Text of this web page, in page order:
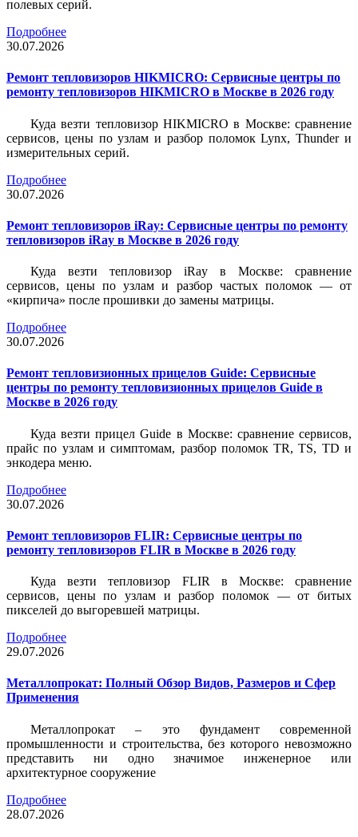
полевых серий.
Подробнее
30.07.2026
Ремонт тепловизоров HIKMICRO: Сервисные центры по
ремонту тепловизоров HIKMICRO в Москве в 2026 году
Куда везти тепловизор HIKMICRO в Москве: сравнение
сервисов, цены по узлам и разбор поломок Lynx, Thunder и
измерительных серий.
Подробнее
30.07.2026
Ремонт тепловизоров iRay: Сервисные центры по ремонту
тепловизоров iRay в Москве в 2026 году
Куда везти тепловизор iRay в Москве: сравнение
сервисов, цены по узлам и разбор частых поломок — от
«кирпича» после прошивки до замены матрицы.
Подробнее
30.07.2026
Ремонт тепловизионных прицелов Guide: Сервисные
центры по ремонту тепловизионных прицелов Guide в
Москве в 2026 году
Куда везти прицел Guide в Москве: сравнение сервисов,
прайс по узлам и симптомам, разбор поломок TR, TS, TD и
энкодера меню.
Подробнее
30.07.2026
Ремонт тепловизоров FLIR: Сервисные центры по
ремонту тепловизоров FLIR в Москве в 2026 году
Куда везти тепловизор FLIR в Москве: сравнение
сервисов, цены по узлам и разбор поломок — от битых
пикселей до выгоревшей матрицы.
Подробнее
29.07.2026
Металлопрокат: Полный Обзор Видов, Размеров и Сфер
Применения
Металлопрокат – это фундамент современной
промышленности и строительства, без которого невозможно
представить ни одно значимое инженерное или
архитектурное сооружение
Подробнее
28.07.2026